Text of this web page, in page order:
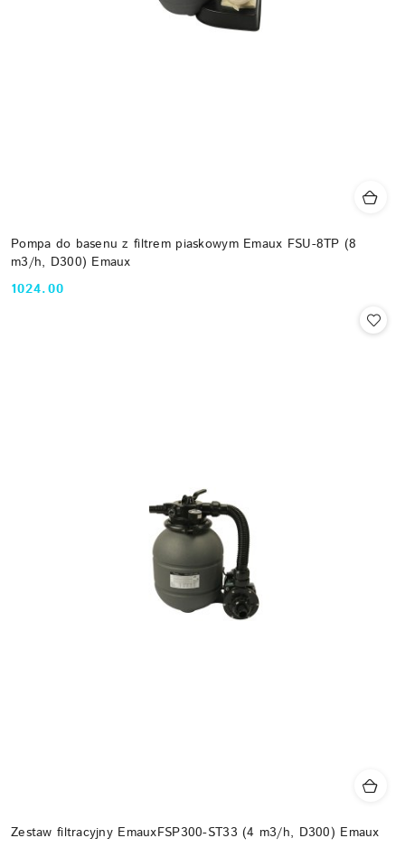
Pompa do basenu z filtrem piaskowym Emaux FSU-8TP (8
m3/h, D300) Emaux
Cena:
1024.00
Zestaw filtracyjny EmauxFSP300-ST33 (4 m3/h, D300) Emaux